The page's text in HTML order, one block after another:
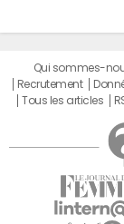
Qui sommes-
Recrutement
Tous les articles